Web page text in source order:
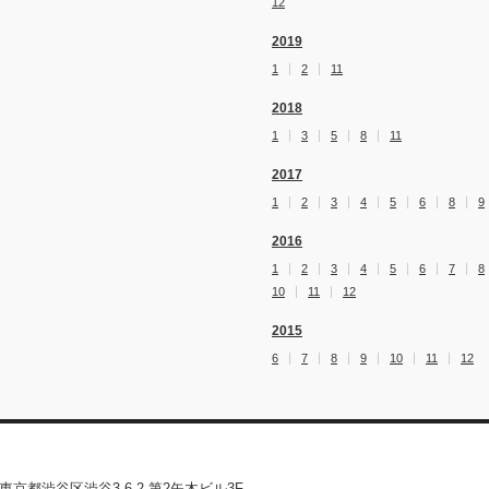
2019
1 2 11
2018
1 3 5 8 11
2017
1 2 3 4 5 6 8 9
2016
1 2 3 4 5 6 7
8
10
11 12
2015
6 7 8 9 10 11 12